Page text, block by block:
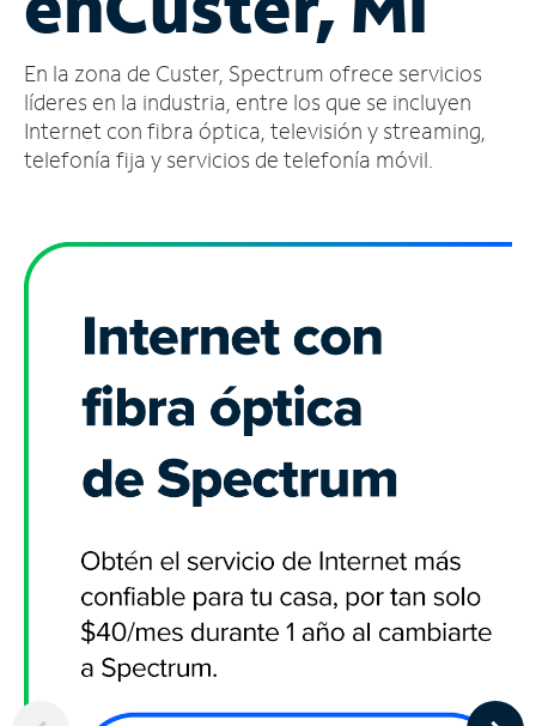
cuenta
Encuentra
una
tienda
En la zona de Custer, Spectrum ofrece servicios
líderes en la industria, entre los que se incluyen
Internet con fibra óptica, televisión y streaming,
telefonía fija y servicios de telefonía móvil.